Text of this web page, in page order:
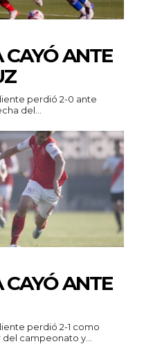
CAYÓ ANTE
perdió 2-0 ante
del...
CAYÓ ANTE
perdió 2-1 como
campeonato y...